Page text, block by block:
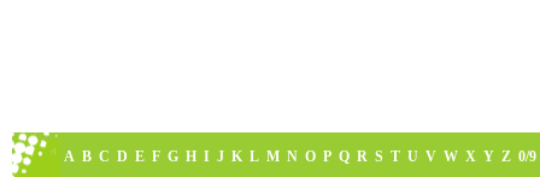
A B C D E F G H I J K L M N O P Q R S T U V W X Y Z 0/9